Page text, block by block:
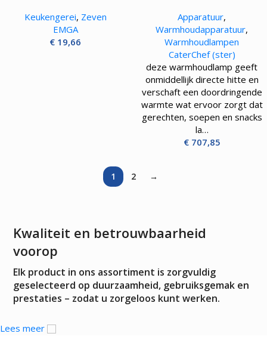
Keukengerei, Zeven
EMGA
€ 19,66
Apparatuur,
Warmhoudapparatuur,
Warmhoudlampen
CaterChef (ster)
deze warmhoudlamp geeft
onmiddellijk directe hitte en
verschaft een doordringende
warmte wat ervoor zorgt dat
gerechten, soepen en snacks
la…
€707,85
1 2 →
Kwaliteit en betrouwbaarheid
voorop
Elk product in ons assortiment is zorgvuldig
geselecteerd op duurzaamheid, gebruiksgemak en
prestaties – zodat u zorgeloos kunt werken.
Lees meer